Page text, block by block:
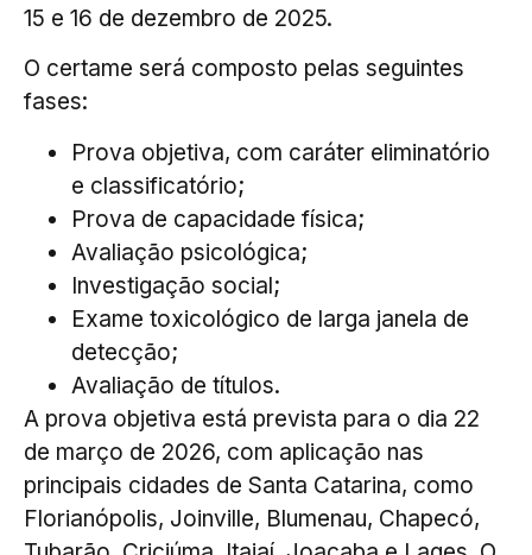
15 e 16 de dezembro de 2025.
O certame será composto pelas seguintes
fases:
Prova objetiva, com caráter eliminatório
e classificatório;
Prova de capacidade física;
Avaliação psicológica;
Investigação social;
Exame toxicológico de larga janela de
detecção;
Avaliação de títulos.
A prova objetiva está prevista para o dia 22
de março de 2026, com aplicação nas
principais cidades de Santa Catarina, como
Florianópolis, Joinville, Blumenau, Chapecó,